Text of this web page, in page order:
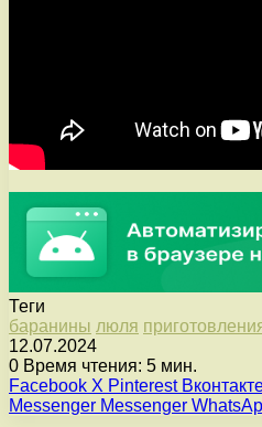
Теги
баранины люля
12.07.2024
0 Время чтения: 5 мин.
Facebook X Pinterest
Messenger Messenger